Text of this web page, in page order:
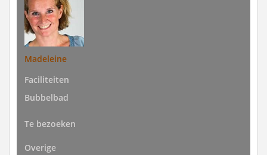
Madeleine
Faciliteiten
Bubbelbad
Te bezoeken
Overige